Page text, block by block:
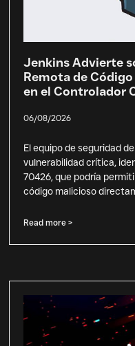
Jenkins Advierte
Remota de
en el Controlador
06/08/2026
El equipo de seguridad
vulnerabilidad crítica,
70426, que podría
código malicioso
Read more >